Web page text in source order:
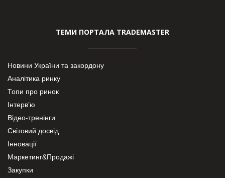
ТЕМИ ПОРТАЛА TRADEMASTER
Новини України та закордону
Аналітика ринку
Топи про ринок
Інтерв’ю
Відео-тренінги
Світовий досвід
Інновації
Маркетинг&Продажі
Закупки